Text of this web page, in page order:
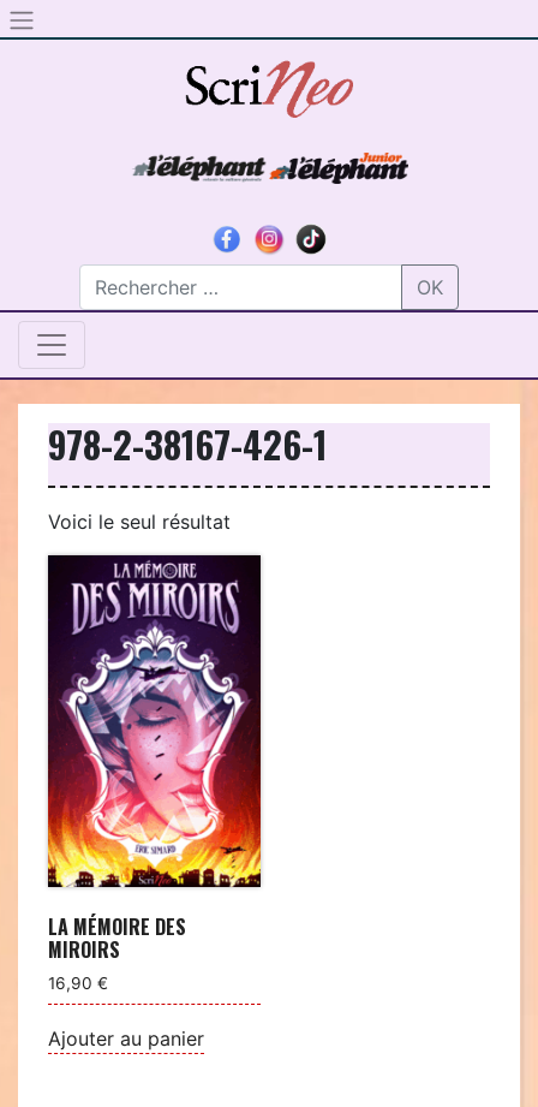
OK
978-2-38167-426-1
Voici le seul résultat
LA MÉMOIRE DES
MIROIRS
16,90 €
Ajouter au panier